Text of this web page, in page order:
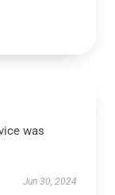
was
Jun 30, 2024